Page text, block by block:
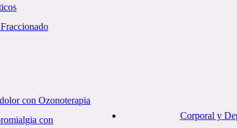
con Ozonoterapia
con
Corporal y